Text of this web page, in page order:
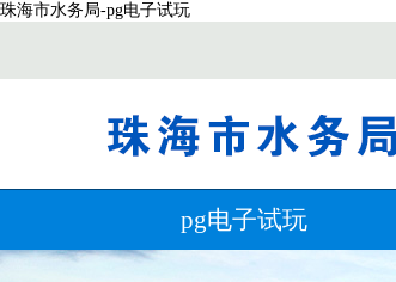
珠海市水务局-pg电子试玩
pg电子试玩